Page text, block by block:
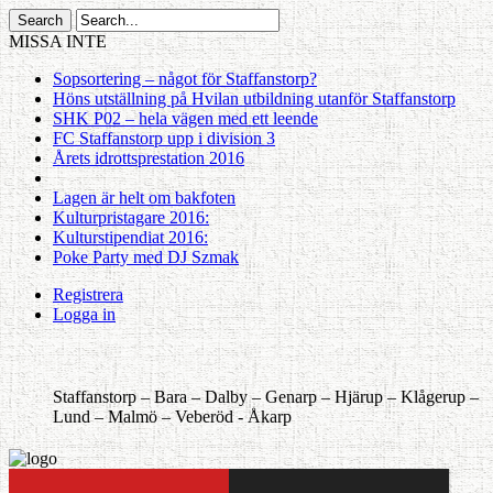
MISSA INTE
Sopsortering – något för Staffanstorp?
Höns utställning på Hvilan utbildning utanför Staffanstorp
SHK P02 – hela vägen med ett leende
FC Staffanstorp upp i division 3
Årets idrottsprestation 2016
Lagen är helt om bakfoten
Kulturpristagare 2016:
Kulturstipendiat 2016:
Poke Party med DJ Szmak
Registrera
Logga in
Staffanstorp –Bara –Dalby –Genarp –Hjärup –Klågerup –
Lund –Malmö –Veberöd -Åkarp